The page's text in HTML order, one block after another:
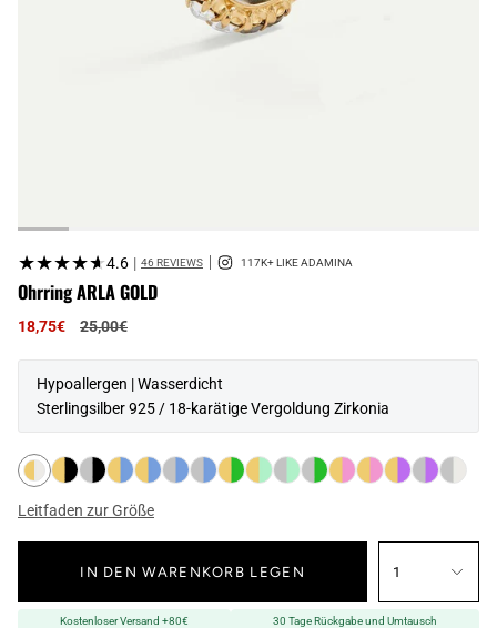
★★★★★
★★★★★4.6 | 46 REVIEWS
Ohrring ARLA GOLD
18,75€
Regulärer
25,00€
Hypoallergen | Wasserdicht
Sterlingsilber 925 / 18-karätige Vergoldung Zirkonia
Leitfaden zur Größe
1
IN DEN WARENKORB LEGEN
Kostenloser Versand +80€ 30 Tage Rückgabe und Umtausch